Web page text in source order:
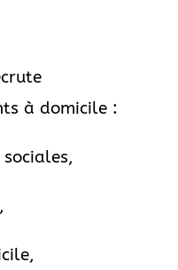
à domicile :